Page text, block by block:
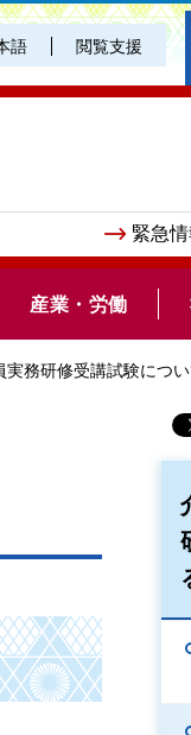
語 閲覧支援
緊急
産業・労働
務研修受講試験につ